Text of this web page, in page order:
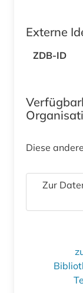
Externe
ZDB-ID
Diese
Zur